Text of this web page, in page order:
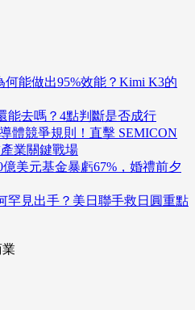
何能做出95%效能？Kimi K3的
能去嗎？4點判斷是否成行
體競爭規則！直擊 SEMICON
業關鍵戰場
美元基金暴虧67%，婚禮前夕
罕見出手？美日聯手救日圓重點